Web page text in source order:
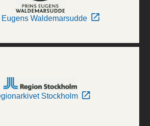
Eugens Waldemarsudde
Stockholm